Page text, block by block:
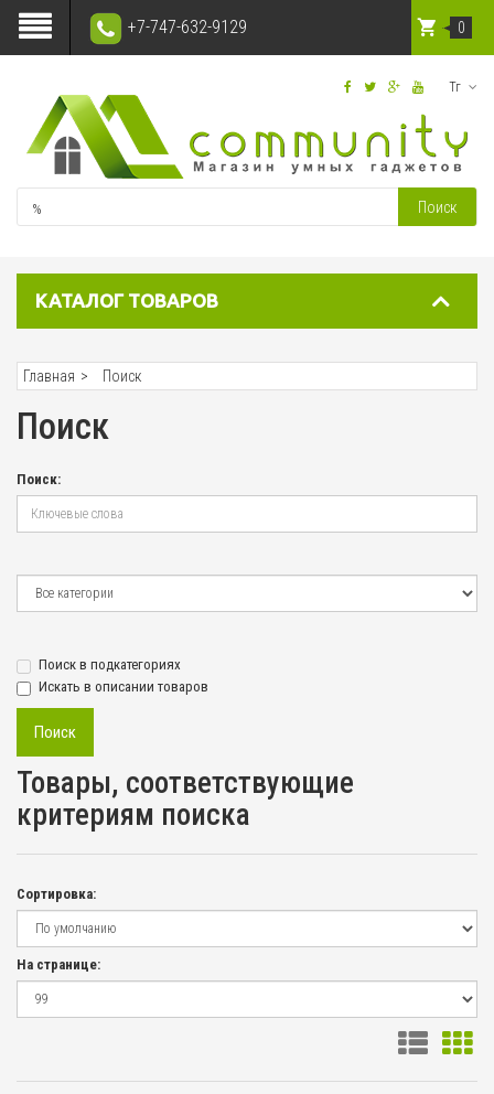
+7-747-632-9129
Тг
Поиск
0
КАТАЛОГ ТОВАРОВ
Главная Поиск
Поиск
Поиск:
Поиск в подкатегориях
Искать в описании товаров
Товары, соответствующие
критериям поиска
Сортировка:
На странице: